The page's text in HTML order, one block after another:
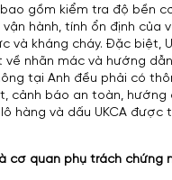
gồm kiểm tra độ bền
hành, tính ổn định của
và kháng cháy. Đặc biệt,
về nhãn mác và hướng
tại Anh đều phải có
cảnh báo an toàn, hướng
hàng và dấu UKCA được
cơ quan phụ trách chứng